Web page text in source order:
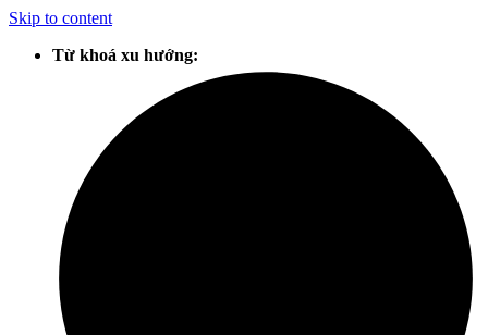
Skip to content
Từ khoá xu hướng: